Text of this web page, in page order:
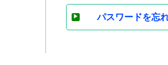
パスワードを忘